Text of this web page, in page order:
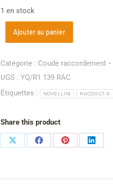
1 en stock
Ajouter au panier
Catégorie : Coude raccordement
UGS : YQ/R1 139 RAC
Étiquettes :
NOVELLINI RACDOC7-K
Share this product